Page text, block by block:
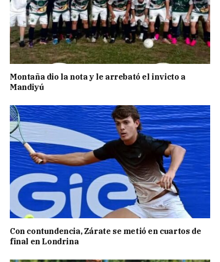
Montaña dio la nota y le arrebató el invicto a
Mandiyú
Con contundencia, Zárate se metió en cuartos de
final en Londrina